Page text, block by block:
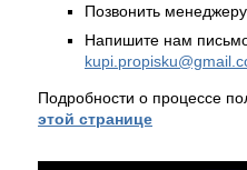
Позвонить
Напишите нам
Подробности о процессе
этой странице